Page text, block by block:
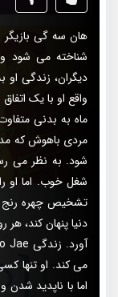
هان سه گی
شناخته می شود و
دیگران، زندگی
واقع او با یک
ماه به بدنی
مردی باهوش که
شود. به نظر می
تشخیص چهره رنج
دنیا پنهان کند، هر
می کند. او تنها
اما با ناپدید شدن